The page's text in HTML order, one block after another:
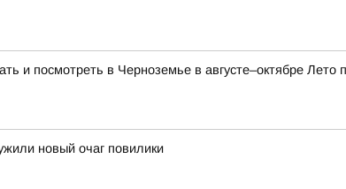
и посмотреть в Черноземье в августе–октябре
новый очаг повилики